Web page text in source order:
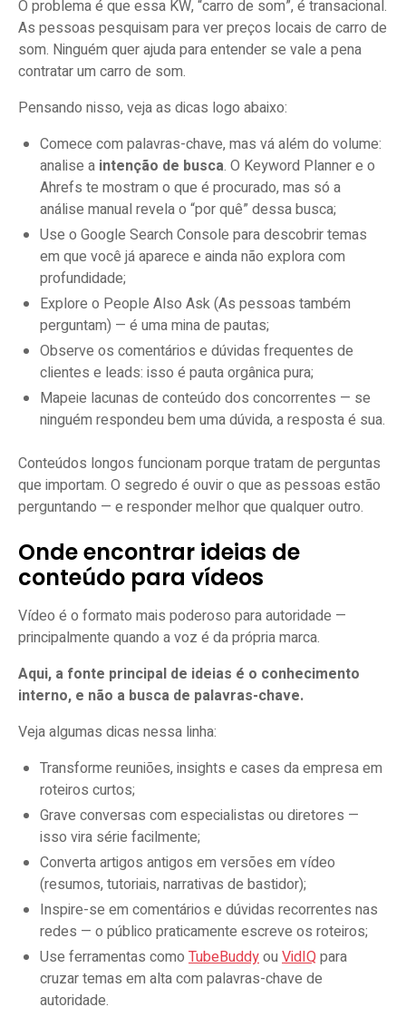
O problema é que essa KW, “carro de som”, é transacional.
As pessoas pesquisam para ver preços locais de carro de
som. Ninguém quer ajuda para entender se vale a pena
contratar um carro de som.
Pensando nisso, veja as dicas logo abaixo:
Comece com palavras-chave, mas vá além do volume:
analise a intenção de busca. O Keyword Planner e o
Ahrefs te mostram o que é procurado, mas só a
análise manual revela o “por quê” dessa busca;
Use o Google Search Console para descobrir temas
em que você já aparece e ainda não explora com
profundidade;
Explore o People Also Ask (As pessoas também
perguntam) — é uma mina de pautas;
Observe os comentários e dúvidas frequentes de
clientes e leads: isso é pauta orgânica pura;
Mapeie lacunas de conteúdo dos concorrentes — se
ninguém respondeu bem uma dúvida, a resposta é sua.
Conteúdos longos funcionam porque tratam de perguntas
que importam. O segredo é ouvir o que as pessoas estão
perguntando — e responder melhor que qualquer outro.
Onde encontrar ideias de
conteúdo para vídeos
Vídeo é o formato mais poderoso para autoridade —
principalmente quando a voz é da própria marca.
Aqui, a fonte principal de ideias é o conhecimento
interno, e não a busca de palavras-chave.
Veja algumas dicas nessa linha:
Transforme reuniões, insights e cases da empresa em
roteiros curtos;
Grave conversas com especialistas ou diretores —
isso vira série facilmente;
Converta artigos antigos em versões em vídeo
(resumos, tutoriais, narrativas de bastidor);
Inspire-se em comentários e dúvidas recorrentes nas
redes — o público praticamente escreve os roteiros;
Use ferramentas como TubeBuddyou VidIQpara
cruzar temas em alta com palavras-chave de
autoridade.